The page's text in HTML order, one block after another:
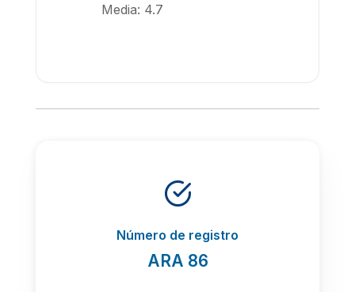
Media: 4.7
Número de registro
ARA 86